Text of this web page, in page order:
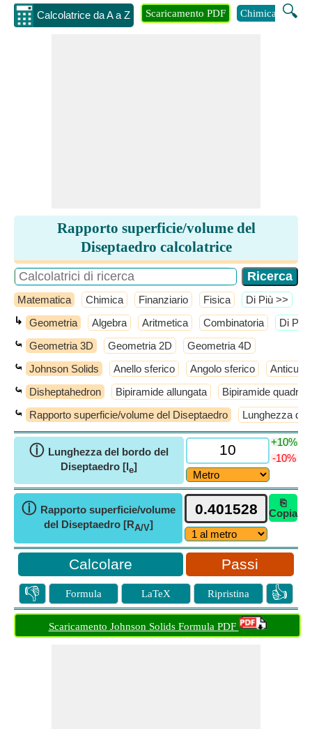
Calcolatrice da A a Z 🔍
Scaricamento PDF Chimica
Rapporto superficie/volume del
Diseptaedro calcolatrice
Matematica Chimica Finanziario Fisica ​Di Più >>
↳ Geometria Algebra Aritmetica Combinatoria ​Di Più
⤿ Geometria 3D Geometria 2D Geometria 4D
⤿ Johnson Solids Anello sferico Angolo sferico Anticube
⤿ Disheptahedron Bipiramide allungata Bipiramide
⤿ Rapporto superficie/volume del Diseptaedro Lunghezza
ⓘ Lunghezza del bordo del
Diseptaedro [le]
+10%
-10%
ⓘ Rapporto superficie/volume
del Diseptaedro [RA/V]
⎘
Copia
Passi
👎 Formula LaTeX Ripristina 👍
Scaricamento Johnson Solids Formula PDF